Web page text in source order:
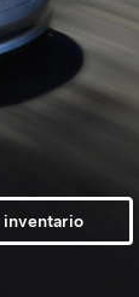
inventario